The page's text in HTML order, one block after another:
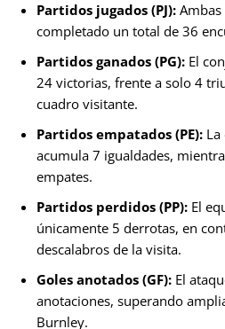
Partidos jugados (PJ): Ambas
completado un total de 36
Partidos ganados (PG): El
24 victorias, frente a solo 4
cuadro visitante.
Partidos empatados (PE):
acumula 7 igualdades,
empates.
Partidos perdidos (PP): El
únicamente 5 derrotas, en
descalabros de la visita.
Goles anotados (GF): El
anotaciones, superando
Burnley.